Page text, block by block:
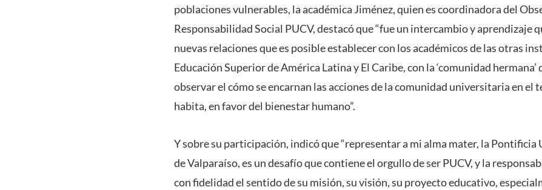
poblaciones vulnerables, la académica Jiménez, quien es coordinadora del
Responsabilidad Social PUCV, destacó que “fue un intercambio y aprendizaje
nuevas relaciones que es posible establecer con los académicos de las otras
Educación Superior de América Latina y El Caribe, con la ‘comunidad
observar el cómo se encarnan las acciones de la comunidad universitaria en
habita, en favor del bienestar humano”.
Y sobre su participación, indicó que “representar a mi alma mater, la
de Valparaíso, es un desafío que contiene el orgullo de ser PUCV, y la
con fidelidad el sentido de su misión, su visión, su proyecto educativo,